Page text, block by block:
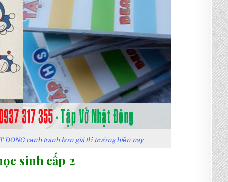
ĐÔNG cạnh tranh hơn giá thị trường hiện nay
sinh cấp 2